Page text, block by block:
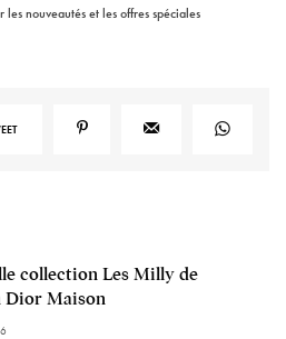
les nouveautés et les offres spéciales
collection Les Milly de
Dior Maison